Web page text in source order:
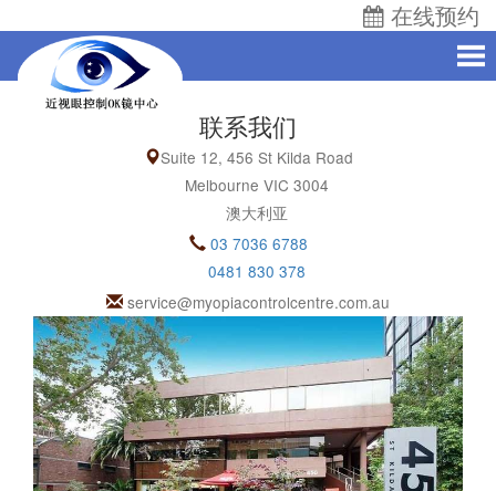
在线预约
联系我们
Suite 12, 456 St Kilda Road
Melbourne VIC 3004
澳大利亚
03 7036 6788
0481 830 378
service@myopiacontrolcentre.com.au